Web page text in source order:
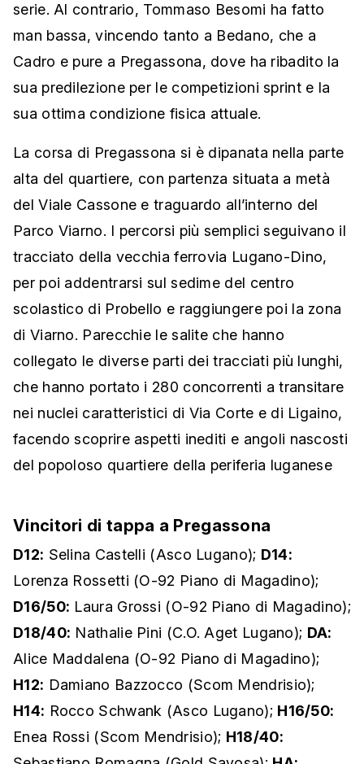
serie. Al contrario, Tommaso Besomi ha fatto
man bassa, vincendo tanto a Bedano, che a
Cadro e pure a Pregassona, dove ha ribadito la
sua predilezione per le competizioni sprint e la
sua ottima condizione fisica attuale.
La corsa di Pregassona si è dipanata nella parte
alta del quartiere, con partenza situata a metà
del Viale Cassone e traguardo all’interno del
Parco Viarno. I percorsi più semplici seguivano il
tracciato della vecchia ferrovia Lugano-Dino,
per poi addentrarsi sul sedime del centro
scolastico di Probello e raggiungere poi la zona
di Viarno. Parecchie le salite che hanno
collegato le diverse parti dei tracciati più lunghi,
che hanno portato i 280 concorrenti a transitare
nei nuclei caratteristici di Via Corte e di Ligaino,
facendo scoprire aspetti inediti e angoli nascosti
del popoloso quartiere della periferia luganese
Vincitori di tappa a Pregassona
D12: Selina Castelli (Asco Lugano); D14:
Lorenza Rossetti (O-92 Piano di Magadino);
D16/50: Laura Grossi (O-92 Piano di Magadino);
D18/40: Nathalie Pini (C.O. Aget Lugano); DA:
Alice Maddalena (O-92 Piano di Magadino);
H12: Damiano Bazzocco (Scom Mendrisio);
H14: Rocco Schwank (Asco Lugano); H16/50:
Enea Rossi (Scom Mendrisio); H18/40: